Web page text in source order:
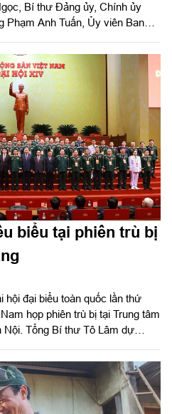
Bí thư Đảng ủy, Chính ủy
Phạm Anh Tuấn, Ủy viên Ban
đồng bào dân tộc Stiêng và
ngày 7/2.
biểu tại phiên trù bị
hội đại biểu toàn quốc lần thứ
họp phiên trù bị tại Trung tâm
Nội. Tổng Bí thư Tô Lâm dự